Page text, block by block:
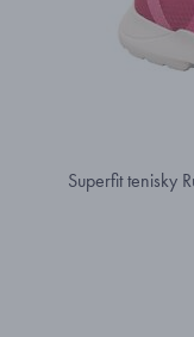
Superfit tenisky